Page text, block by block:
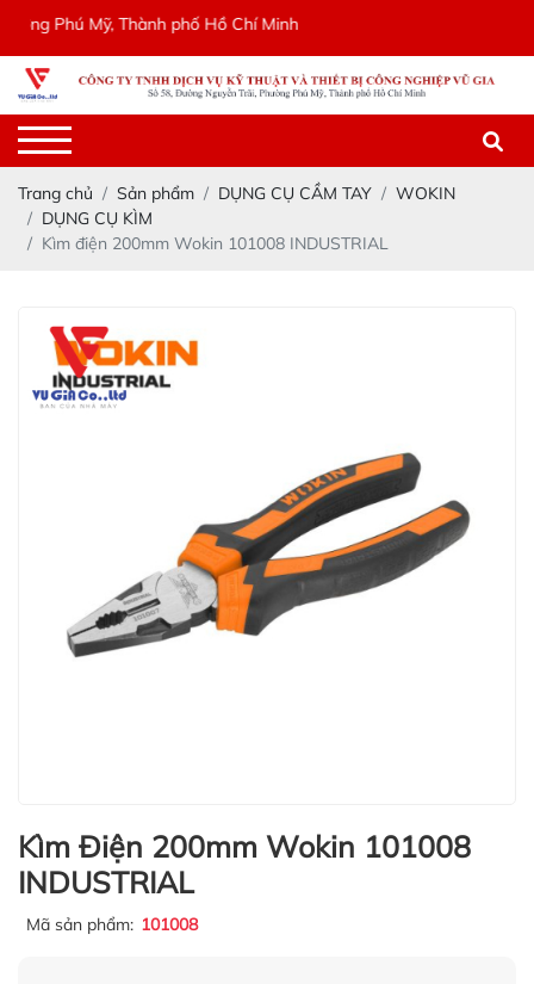
Phú Mỹ, Thành phố Hồ Chí Minh
Trang chủ Sản phẩm DỤNG CỤ CẦM TAY
WOKIN
DỤNG CỤ KÌM
Kìm điện 200mm Wokin 101008 INDUSTRIAL
Kìm Điện 200mm Wokin 101008
INDUSTRIAL
Mã sản phẩm: 101008